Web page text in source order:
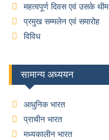
महत्वपूर्ण दिवस एवं उसके थीम
प्रमुख सम्मलेन एवं समारोह
विविध
सामान्य अध्ययन
आधुनिक भारत
प्राचीन भारत
मध्यकालीन भारत